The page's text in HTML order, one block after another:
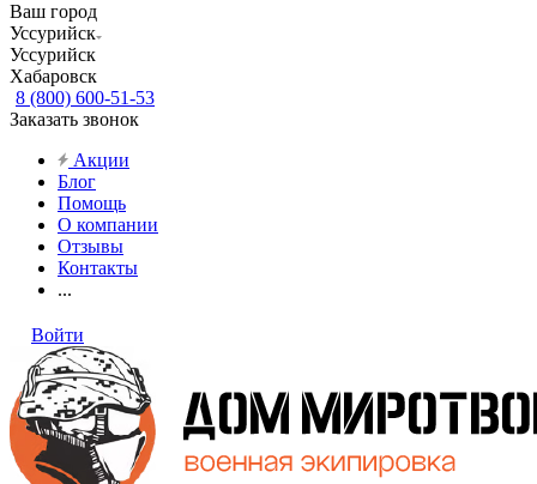
Ваш город
Уссурийск
Уссурийск
Хабаровск
8 (800) 600-51-53
Заказать звонок
Акции
Блог
Помощь
О компании
Отзывы
Контакты
...
Войти